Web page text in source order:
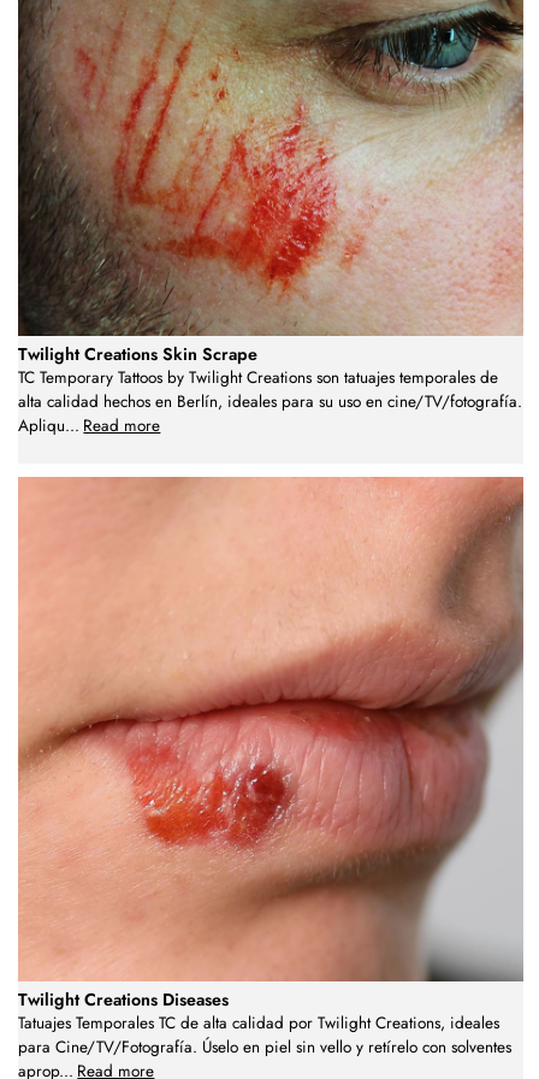
Twilight Creations Skin Scrape
TC Temporary Tattoos by Twilight Creations son tatuajes temporales de
alta calidad hechos en Berlín, ideales para su uso en cine/TV/fotografía.
Apliqu... Read more
Twilight Creations Diseases
Tatuajes Temporales TC de alta calidad por Twilight Creations, ideales
para Cine/TV/Fotografía. Úselo en piel sin vello y retírelo con solventes
aprop... Read more